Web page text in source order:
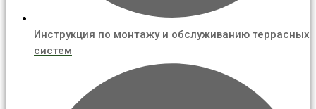
Инструкция по монтажу и обслуживанию террасных
систем